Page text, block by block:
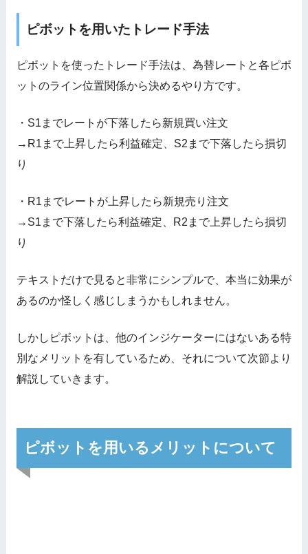
ピボットを用いたトレード手法
ピボットを使ったトレード手法は、為替レートと各ピボ
ットのライン位置関係から決めるやり方です。
・S1までレートが下落したら新規買い注文
→R1まで上昇したら利益確定、S2まで下落したら損切
り
・R1までレートが上昇したら新規売り注文
→S1まで下落したら利益確定、R2まで上昇したら損切
り
テキストだけで見ると非常にシンプルで、本当に効果が
あるのか怪しく感じしまうかもしれません。
しかしピボットは、他のインジケーターにはないある特
別なメリットを有しているため、それについて次節より
解説していきます。
ピボットを用いるメリットについて